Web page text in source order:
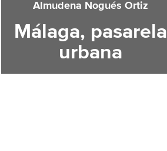
Almudena Nogués Ortiz
Málaga, pasarela
urbana